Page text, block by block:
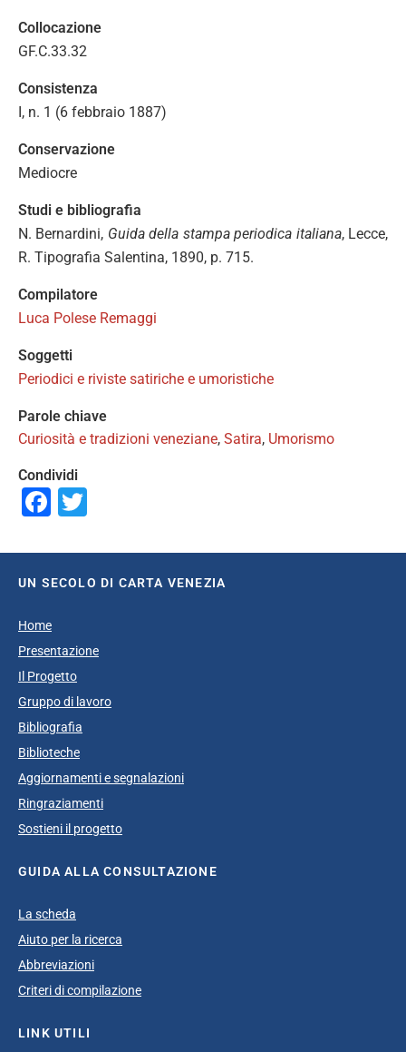
Collocazione
GF.C.33.32
Consistenza
I, n. 1 (6 febbraio 1887)
Conservazione
Mediocre
Studi e bibliografia
N. Bernardini, Guida della stampa periodica italiana, Lecce,
R. Tipografia Salentina, 1890, p. 715.
Compilatore
Luca Polese Remaggi
Soggetti
Periodici e riviste satiriche e umoristiche
Parole chiave
Curiosità e tradizioni veneziane, Satira, Umorismo
Condividi
Facebook
UN SECOLO DI CARTA VENEZIA
Home
Presentazione
Il Progetto
Gruppo di lavoro
Bibliografia
Biblioteche
Aggiornamenti e segnalazioni
Ringraziamenti
Sostieni il progetto
GUIDA ALLA CONSULTAZIONE
La scheda
Aiuto per la ricerca
Abbreviazioni
Criteri di compilazione
LINK UTILI